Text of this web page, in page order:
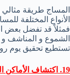
المساج طريقة
الأنواع المختلفة
فمثلاً قد تفضل بعض
الشموع و المناشف و
تستطيع تحقيق يوم
19. اكتشاف الأماكن الجديدة :